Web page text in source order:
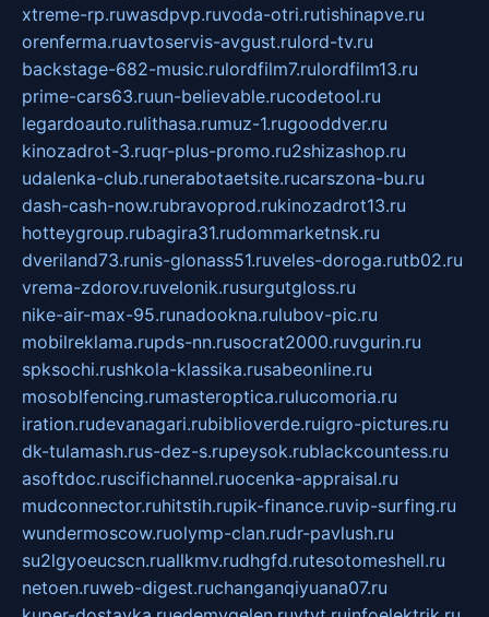
xtreme-rp.ruwasdpvp.ruvoda-otri.rutishinapve.ru
orenferma.ruavtoservis-avgust.rulord-tv.ru
backstage-682-music.rulordfilm7.rulordfilm13.ru
prime-cars63.ruun-believable.rucodetool.ru
legardoauto.rulithasa.rumuz-1.rugooddver.ru
kinozadrot-3.ruqr-plus-promo.ru2shizashop.ru
udalenka-club.runerabotaetsite.rucarszona-bu.ru
dash-cash-now.rubravoprod.rukinozadrot13.ru
hotteygroup.rubagira31.rudommarketnsk.ru
dveriland73.runis-glonass51.ruveles-doroga.rutb02.ru
vrema-zdorov.ruvelonik.rusurgutgloss.ru
nike-air-max-95.runadookna.rulubov-pic.ru
mobilreklama.rupds-nn.rusocrat2000.ruvgurin.ru
spksochi.rushkola-klassika.rusabeonline.ru
mosoblfencing.rumasteroptica.rulucomoria.ru
iration.rudevanagari.rubiblioverde.ruigro-pictures.ru
dk-tulamash.rus-dez-s.rupeysok.rublackcountess.ru
asoftdoc.ruscifichannel.ruocenka-appraisal.ru
mudconnector.ruhitstih.rupik-finance.ruvip-surfing.ru
wundermoscow.ruolymp-clan.rudr-pavlush.ru
su2lgyoeucscn.ruallkmv.rudhgfd.rutesotomeshell.ru
netoen.ruweb-digest.ruchanganqiyuana07.ru